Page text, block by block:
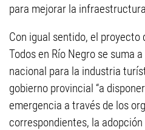
para mejorar la
Con igual sentido, el proyecto
Todos en Río Negro se suma
nacional para la industria
gobierno provincial “a
emergencia a través de los
correspondientes, la